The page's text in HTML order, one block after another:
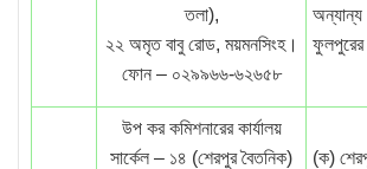
তলা),
২২ অমৃত বাবু রোড, ময়মনসিংহ।
ফোন – ০২৯৯৬৬-৬২৬৫৮
অন্যান্য
ফুলপুরের
উপ কর কমিশনারের কার্যালয়
সার্কেল – ১৪ (শেরপুর বৈতনিক)
(ক)